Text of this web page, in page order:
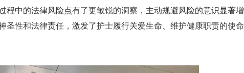
程中的法律风险点有了更敏锐的洞察，主动规避风险的意识显著增
圣性和法律责任，激发了护士履行关爱生命、维护健康职责的使命